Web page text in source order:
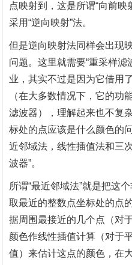
点映射到，这是所谓“向前映
采用“逆向映射”法。
但是逆向映射法同样会出现
问题。这里就需要“重采样滤
业，其实不过是因为它借用
（在大多数情况下，它的功
滤波器），理解起来也不复
标处的点应该是什么颜色的
近邻域法，线性插值法和三
波器”。
所谓“最近邻域法”就是把这
取最近的整数点坐标处的点
据周围最接近的几个点（对
颜色作线性插值计算（对于
值）来估计这点的颜色，在